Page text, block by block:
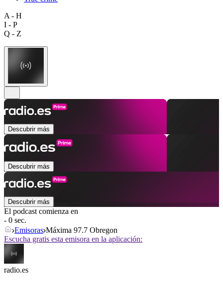
A - H
I - P
Q - Z
Descubrir más
Descubrir más
Descubrir más
El podcast comienza en
- 0 sec.
Emisoras Máxima 97.7 Obregon
Escucha gratis esta emisora en la aplicación:
radio.es